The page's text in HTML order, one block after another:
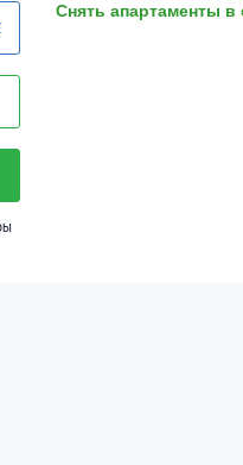
Снять апартаменты в